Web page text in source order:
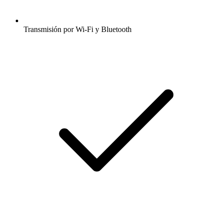
Transmisión por Wi-Fi y Bluetooth